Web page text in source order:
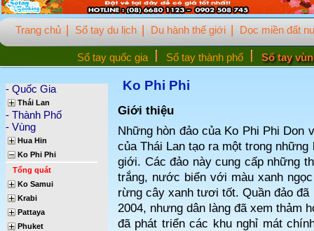
Trang chủ Sổ tay du lịch
Sổ tay quốc gia Sổ tay thành phố Sổ tay
Du hành thế giới Dọc miền đất
- Quốc Gia
Thái Lan
- Thành Phố
- Vùng
Hua Hin
Ko Phi Phi
Tổng quát
Ko Samui
Krabi
Pattaya
Phuket
Ko Phi Phi
Giới thiệu
Những hòn đảo của Ko Phi Phi Don
của Thái Lan tạo ra một trong
giới. Các đảo này cung cấp những
trắng, nước biển với màu xanh
rừng cây xanh tươi tốt. Quần đảo
2004, nhưng dân làng đã xem thảm
đã phát triển các khu nghỉ mát